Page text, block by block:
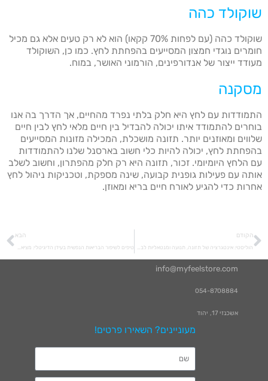
שוקולד כהה
שוקולד כהה (עם לפחות 70% קקאו) הוא לא רק טעים אלא גם מכיל
חומרים נוגדי חמצון המסייעים בהפחתת לחץ. כמו כן, השוקולד
מעודד ייצור של אנדורפינים, הורמוני האושר, במוח.
מסקנה
התמודדות עם לחץ היא חלק בלתי נפרד מהחיים, אך הדרך בה אנו
בוחרים להתמודד איתו יכולה להבדיל בין חיים מלאי לחץ לבין חיים
שלווים ומאוזנים יותר. תזונה מושכלת, המכילה מזונות המסייעים
בהפחתת לחץ, יכולה להיות כלי חשוב בארסנל שלנו להתמודדות
עם הלחץ היומיומי. זכור, תזונה היא רק חלק מהפתרון, וחשוב לשלב
אותה עם פעילות גופנית קבועה, שינה מספקת, וטכניקות ניהול לחץ
אחרות כדי להגיע לאורח חיים בריא ומאוזן.
הקודם הבא
info@myfeelstore.com
054-8708884
אשכנזי 17, יהוד
מעוניינים? השאירו פרטים!